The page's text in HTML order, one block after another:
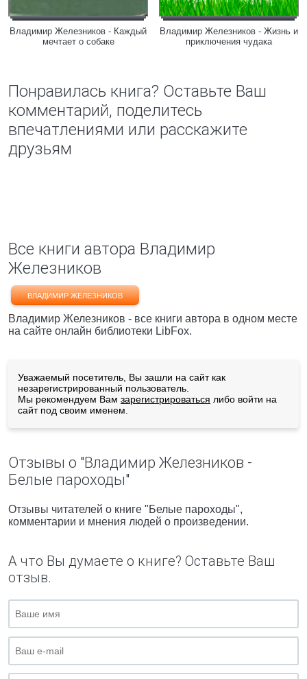
Владимир Железников - Каждый
мечтает о собаке
Владимир Железников - Жизнь и
приключения чудака
Понравилась книга? Оставьте Ваш
комментарий, поделитесь
впечатлениями или расскажите
друзьям
Все книги автора Владимир
Железников
ВЛАДИМИР ЖЕЛЕЗНИКОВ
Владимир Железников - все книги автора в одном месте
на сайте онлайн библиотеки LibFox.
Уважаемый посетитель, Вы зашли на сайт как
незарегистрированный пользователь.
Мы рекомендуем Вам зарегистрироваться либо войти на
сайт под своим именем.
Отзывы о "Владимир Железников -
Белые пароходы"
Отзывы читателей о книге "Белые пароходы",
комментарии и мнения людей о произведении.
А что Вы думаете о книге? Оставьте Ваш
отзыв.